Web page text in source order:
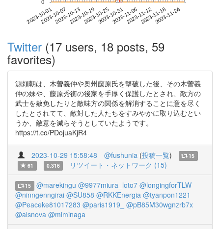
2023-10-012023-10-072023-10-132023-10-192023-10-252023-10-312023-11-062023-11-122023-11-182023-11-24
0
Twitter (17 users, 18 posts, 59
favorites)
源頼朝は、木曽義仲や奥州藤原氏を撃破した後、その木曽義
仲の妹や、藤原秀衡の後家を手厚く保護したとされ、敵方の
武士を赦免したりと敵味方の関係を解消することに意を尽く
したとされてて、敵対した人たちをすみやかに取り込むとい
うか、敵意を減らそうとしていたようです。
https://t.co/PDojuaKjR4
2023-10-29 15:58:48 @fushunia (投稿一覧)
15
61
0.316 リツイート・ネットワーク (15)
15 @marekingu @9977miura_loto7 @longingforTLW
@ninngenngirai @SU858 @RKKEnergia @tyanpon1221
@Peaceke81017283 @paris1919_
@pB85M30wgnzrb7x
@alsnova @miminaga